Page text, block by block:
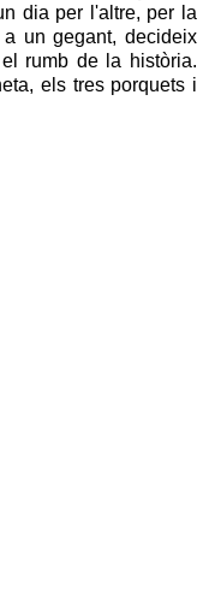
dia per l'altre, per la
un gegant, decideix
rumb de la història.
els tres porquets i